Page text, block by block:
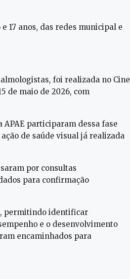
17 anos, das redes municipal e
foi realizada no Cine
de maio de 2026, com
participaram dessa fase
de saúde visual já realizada
por consultas
para confirmação
permitindo identificar
e o desenvolvimento
encaminhados para